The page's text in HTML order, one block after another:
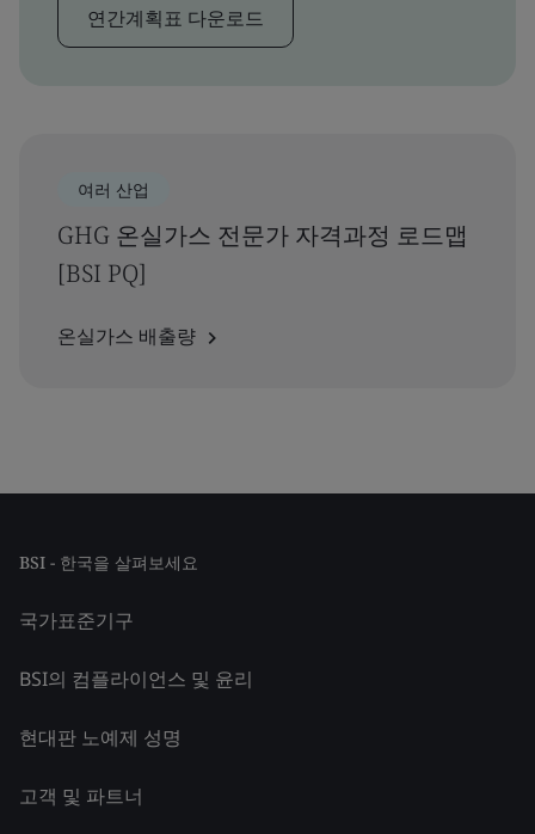
연간계획표 다운로드
여러 산업
GHG 온실가스 전문가 자격과정 로드맵
[BSI PQ]
온실가스 배출량
BSI - 한국을 살펴보세요
국가표준기구
BSI의 컴플라이언스 및 윤리
현대판 노예제 성명
고객 및 파트너